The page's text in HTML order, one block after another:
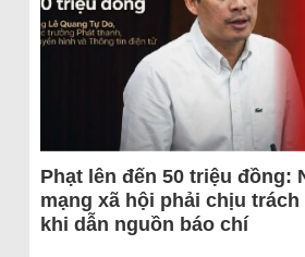
Phạt lên đến 50 triệu đồng:
mạng xã hội phải chịu
khi dẫn nguồn báo chí